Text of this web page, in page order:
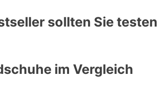
sollten Sie testen
im Vergleich